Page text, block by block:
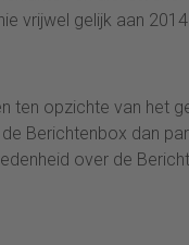
vrijwel gelijk aan 2014.
ten opzichte van het
Berichtenbox dan
over de